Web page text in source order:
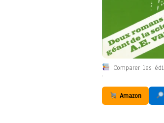
Comparer les
:
Amazon